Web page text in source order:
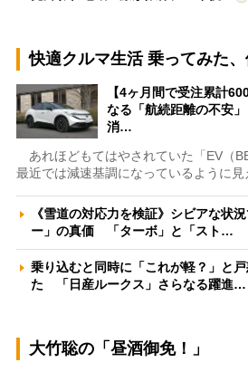
快適クルマ生活 乗ってみた
【4ヶ月間で受注累計
なる「航続距離の不安
消…
あれほどもてはやされていた「EV（
最近では減速基調になっているように見
《雪道の対応力を検証》シビアな状
ー」の真価 「ターボ」と「スト…
乗り込むと同時に「これが軽？」と
た 「日産ルークス」さらなる躍進…
大竹聡の「昼酒御免！」